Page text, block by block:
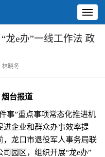
龙e办”一线工作法 政
晓冬
台报道
”重点事项常态化推进机
企业和群众办事效率提
龙口市退役军人事务局联
园区，组织开展“龙e办”